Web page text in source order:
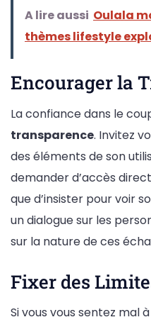
A lire aussi Oulala
thèmes lifestyle
Encourager la
La confiance dans le
transparence. Invitez
des éléments de son
demander d’accès
que d’insister pour voir
un dialogue sur les
sur la nature de ces
Fixer des
Si vous vous sentez mal